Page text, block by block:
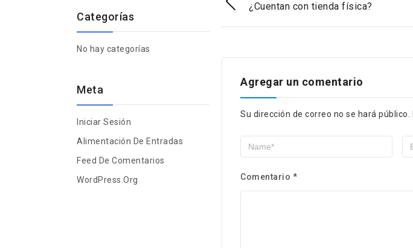
¿Cuentan con tienda física?
Agregar un comentario
Su dirección de correo no se hará público.
Comentario *
Categorías
No hay categorías
Meta
Iniciar Sesión
Alimentación De Entradas
Feed De Comentarios
WordPress.org